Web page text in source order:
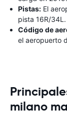
Pistas: El
pista 16R/34L.
Código de
el aeropuerto
milano